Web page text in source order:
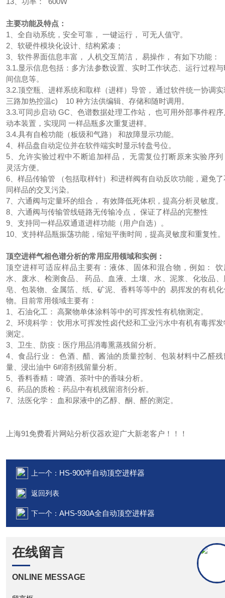
主要功能及特点：
1、全自动系统，安全可靠， 一键运行， 可无人值守。
2、软硬件模块化设计、结构紧凑；
3、软件界面信息丰富， 人机交互简洁， 易操作， 有如下功能：
3.1.显示信息包括：多方法参数设置、实时工作状态、运行过程与
间信息等。
3.2.顶空瓶、进样系统和取样（进样）导管， 通过软件统一协调实
三路加热控温c) 10 种方法供编辑、存储和随时调用。
3.3.可同步启动 GC、色谱数据处理工作站， 也可用外部事件程序
动本装置，实现同 一样品瓶多次重复进样。
3.4.具有自检功能（板级和气路） 和故障显示功能。
4、样品盘自动定位并在软件端实时显示转盘号位。
5、允许实验过程中不断追加样品， 无需复位打断原来实验序列
灵活方便。
6、样品传输管 （包括取样针）和进样阀有自动反吹功能，避免了
同样品的交叉污染。
7、六通阀与定量环的组合， 有效降低死体积，提高分析灵敏度。
8、六通阀与传输管线链路无传输冷点， 保证了样品的完整性
9、支持同一样品双通道进样功能（用户自选）。
10、支持样品瓶振荡功能，缩短平衡时间，提高灵敏度和重复性。
顶空进样气相色谱分析的常用应用领域和实例：
顶空进样可适应样品主要有：液体、固体和混合物，例如： 饮
水、废水、检测食品、 药品、血液、土壤、水、泥浆、化妆品、
皂、包装物、金属箔、纸、矿泥、香料等等中的 易挥发的有机化
物。目前常用领域主要有：
1、石油化工： 高聚物单体涂料等中的可挥发性有机物测定。
2、环境科学： 饮用水可挥发性卤代烃和工业污水中有机有毒挥发
测定。
3、卫生、防疫：医疗用品消毒熏蒸残留分析。
4、食品行业： 色酒、醋、酱油的质量控制、包装材料中乙醛残
量、浸出油中 6#溶剂残留量分析。
5、香料香精： 啤酒、茶叶中的香味分析。
6、药品的质检：药品中有机残留溶剂分析。
7、法医化学： 血和尿液中的乙醇、酮、醛的测定。
上海91免费看片网站分析仪器欢迎广大新老客户！！！
上一个： HS-900半自动顶空进样器
返回列表
下一个： AHS-930A全自动顶空进样器
在线留言
ONLINE MESSAGE